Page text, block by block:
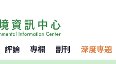
評論 專欄 副刊 深度專題